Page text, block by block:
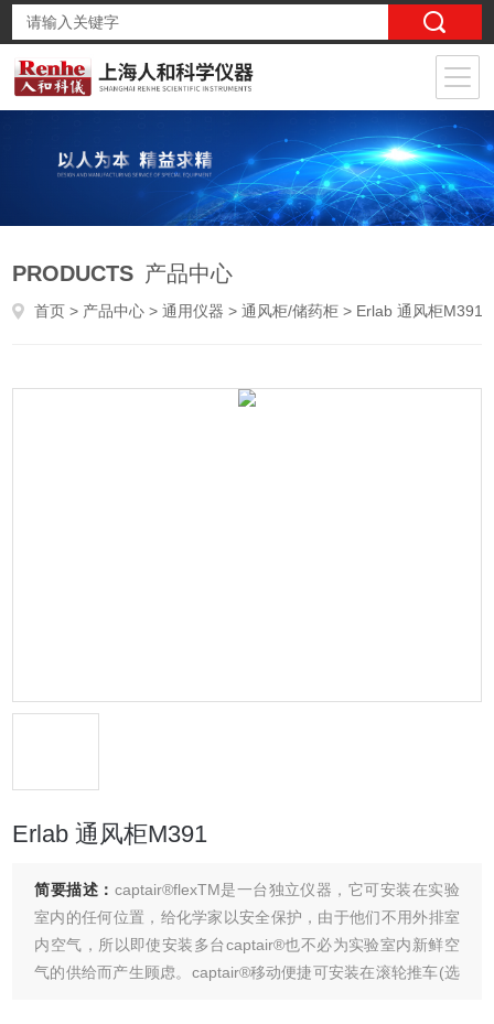
PRODUCTS 产品中心
首页 > 产品中心 >通用仪器 >通风柜/储药柜 > Erlab 通风柜M391
Erlab 通风柜M391
简要描述： captair®flexTM是一台独立仪器，它可安装在实验
室内的任何位置，给化学家以安全保护，由于他们不用外排室
内空气，所以即使安装多台captair®也不必为实验室内新鲜空
气的供给而产生顾虑。captair®移动便捷可安装在滚轮推车(选